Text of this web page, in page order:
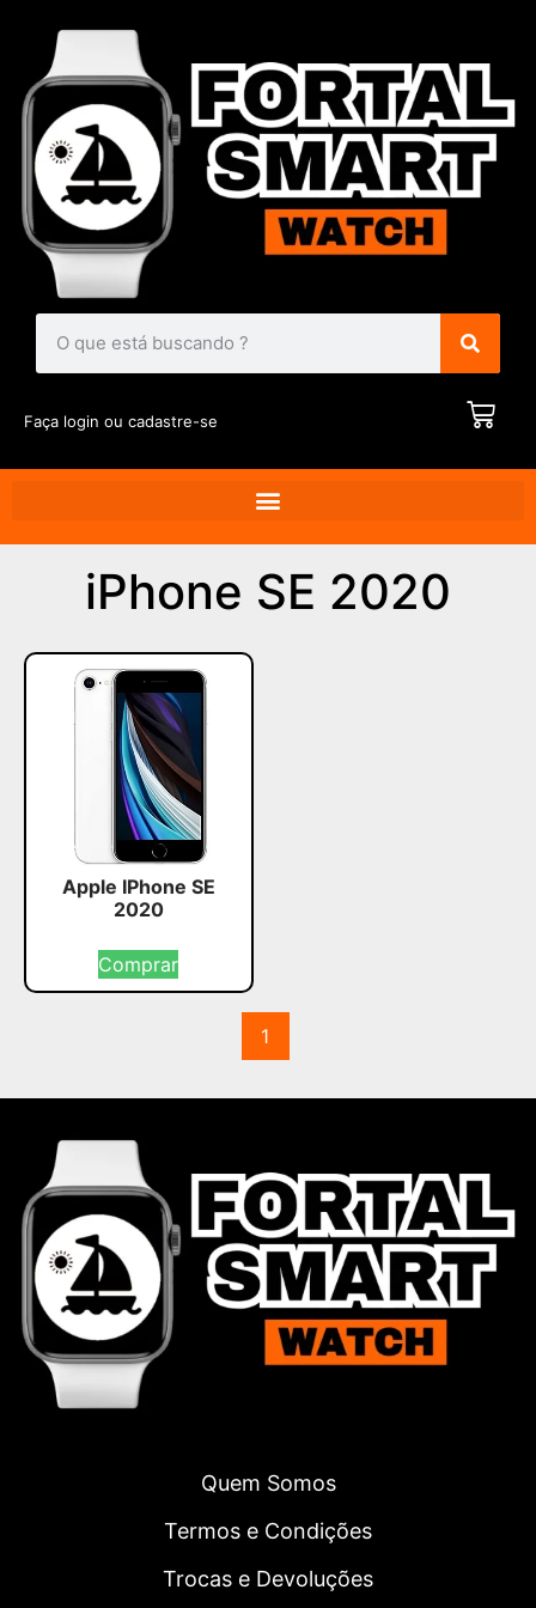
Faça login ou cadastre-se
iPhone SE 2020
Apple IPhone SE
2020
Comprar
1
Quem Somos
Termos e Condições
Trocas e Devoluções